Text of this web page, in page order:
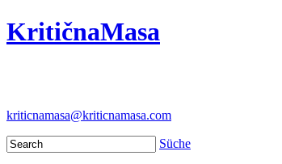
KritičnaMasa
kriticnamasa@kriticnamasa.com
Süche